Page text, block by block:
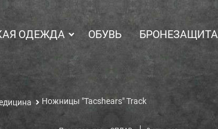
ОДЕЖДА ОБУВЬ БРОНЕЗАЩИТА
Ножницы "Tacshears" Track